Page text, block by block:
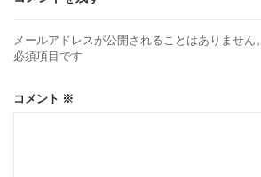
メールアドレスが公開されることはありません。
必須項目です
コメント ※